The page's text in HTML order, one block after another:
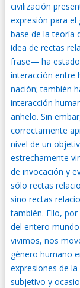
civilización
expresión para el
base de la teoría
idea de rectas
frase— ha estado
interacción entre
nación; también
interacción
anhelo. Sin
correctamente
nivel de un
estrechamente
de invocación y
sólo rectas
sino rectas
también. Ello,
del entero
vivimos, nos
género humano
expresiones de
subjetivo y